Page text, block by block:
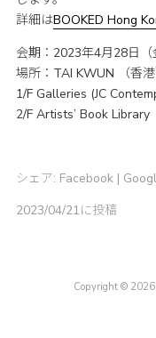
詳細はBOOKED Hong
会期：2023年4月28日（
場所：TAI KWUN （香港
1/F Galleries (JC
2/F Artists’ Book Library
シェア: Facebook|
2023/04/21に投稿
Copyright ©